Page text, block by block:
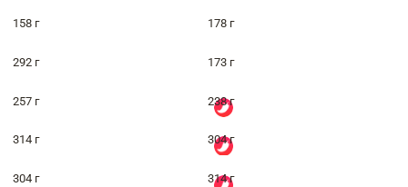
158 г 178 г
292 г 173 г
257 г 238 г
314 г 304 г
304 г 314 г